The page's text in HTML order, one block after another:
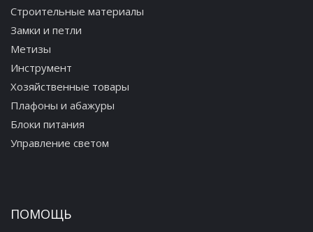
Строительные материалы
Замки и петли
Метизы
Инструмент
Хозяйственные товары
Плафоны и абажуры
Блоки питания
Управление светом
ПОМОЩЬ